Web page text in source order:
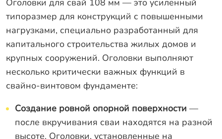
Оголовки для свай 108 мм — это усиленный
типоразмер для конструкций с повышенными
нагрузками, специально разработанный для
капитального строительства жилых домов и
крупных сооружений. Оголовки выполняют
несколько критически важных функций в
свайно-винтовом фундаменте:
Создание ровной опорной поверхности —
после вкручивания сваи находятся на разной
высоте. Оголовки, установленные на